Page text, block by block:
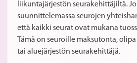
liikuntajärjestön seurakehittäjiltä.
suunnittelemassa seurojen
että kaikki seurat ovat mukana
Tämä on seuroille maksutonta,
tai aluejärjestön seurakehittäjä.